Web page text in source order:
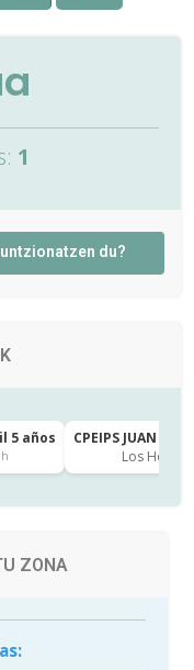
1
du?
5 años
CPEIPS JUAN
Los Hoyos
ZONA